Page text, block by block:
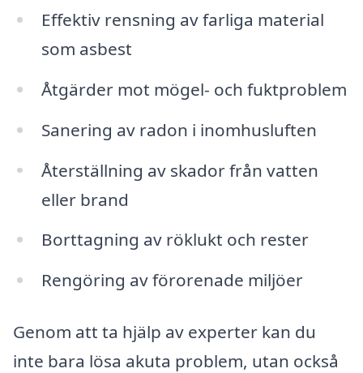
Effektiv rensning av farliga material
som asbest
Åtgärder mot mögel- och fuktproblem
Sanering av radon i inomhusluften
Återställning av skador från vatten
eller brand
Borttagning av röklukt och rester
Rengöring av förorenade miljöer
Genom att ta hjälp av experter kan du
inte bara lösa akuta problem, utan också